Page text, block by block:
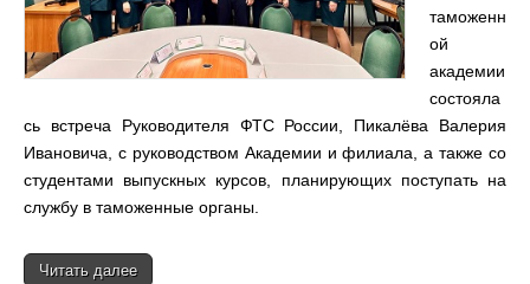
таможенн
ой
академии
состояла
сь встреча Руководителя ФТС России, Пикалёва Валерия
Ивановича, с руководством Академии и филиала, а также со
студентами выпускных курсов, планирующих поступать на
службу в таможенные органы.
Читать далее